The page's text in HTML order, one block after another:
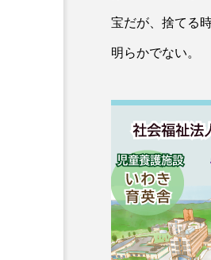
宝だが、捨てる
明らかでない。